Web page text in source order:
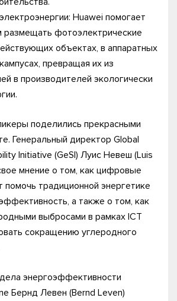
Huawei помогает
размещать фотоэлектрические
объектах, в аппаратных
превращая их из
в производителей экологически
поделились прекрасными
Генеральный директор Global
Initiative (GeSI) Луис Невеш (Luis
мнение о том, как цифровые
помочь традиционной энергетике
а также о том, как
выбросами в рамках ICT
сокращению углеродного
энергоэффективности
Бернд Левен (Bernd Leven)